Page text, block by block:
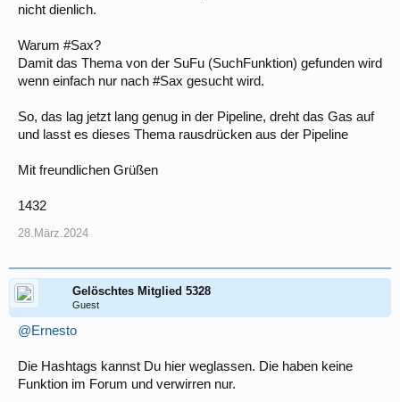
nicht dienlich.
Warum #Sax?
Damit das Thema von der SuFu (SuchFunktion) gefunden wird
wenn einfach nur nach #Sax gesucht wird.
So, das lag jetzt lang genug in der Pipeline, dreht das Gas auf
und lasst es dieses Thema rausdrücken aus der Pipeline
Mit freundlichen Grüßen
1432
28.März.2024
Gelöschtes Mitglied 5328
Guest
@Ernesto
Die Hashtags kannst Du hier weglassen. Die haben keine
Funktion im Forum und verwirren nur.